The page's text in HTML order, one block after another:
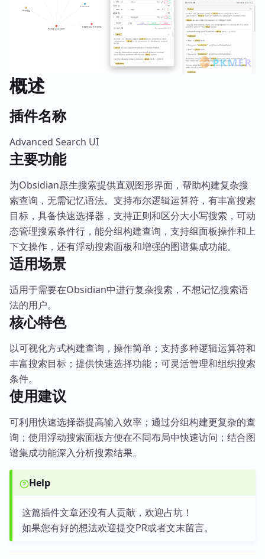
概述
插件名称
Advanced Search UI
主要功能
为Obsidian原生搜索提供直观图形界面，帮助构建复杂搜
索查询，无需记忆语法。支持布尔逻辑运算符，有丰富搜索
目标，具备快速选择器，支持正则和区分大小写搜索，可动
态管理搜索条件行，能分组构建查询，支持组面板操作和上
下文操作，还有浮动搜索面板和增强的图谱集成功能。
适用场景
适用于需要在Obsidian中进行复杂搜索，不想记忆搜索语
法的用户。
核心特色
以可视化方式构建查询，操作简单；支持多种逻辑运算符和
丰富搜索目标；提供快速选择功能；可灵活管理和组织搜索
条件。
使用建议
可利用快速选择器提高输入效率；通过分组构建更复杂的查
询；使用浮动搜索面板方便在不同布局中快速访问；结合图
谱集成功能深入分析搜索结果。
Help
这篇插件文章还没有人贡献，欢迎占坑！
如果您有好的想法欢迎提交PR或者文末留言。